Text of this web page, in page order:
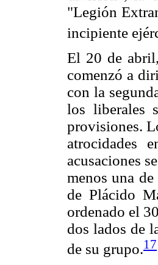
"Legión
incipiente
El 20 de
comenzó a
con la
los liberales
provisiones.
atrocidades
acusaciones
menos una
de Plácido
ordenado el
dos lados de
de su grupo.17